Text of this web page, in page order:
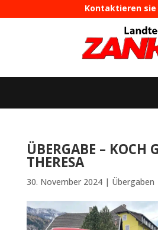
Kontaktieren
|
ÜBERGABE – KOCH
THERESA
30. November 2024| Übergaben